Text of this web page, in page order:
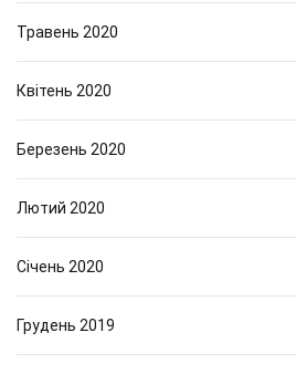
Травень 2020
Квітень 2020
Березень 2020
Лютий 2020
Січень 2020
Грудень 2019